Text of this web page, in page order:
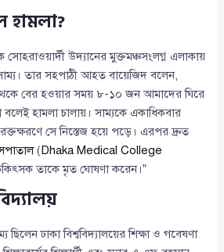
হামলা?
সোহরাওয়ার্দী উদ্যানের মুক্তমঞ্চসংলগ্ন এলাকায়
তার সহপাঠী আহত বায়েজিদ বলেন,
বের হওয়ার সময় ৮-১০ জন আমাদের ঘিরে
হামলা চালায়। সাম্যকে একাধিকবার
রক্তক্ষরণে সে নিস্তেজ হয়ে পড়ে। এরপর দ্রুত
( Dhaka Medical College
তাকে মৃত ঘোষণা করেন।”
ঢাকা বিশ্ববিদ্যালয়ের শিক্ষা ও গবেষণা